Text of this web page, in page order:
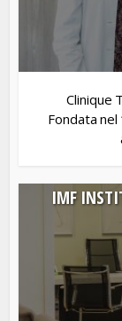
Clinique
Fondata
IMF